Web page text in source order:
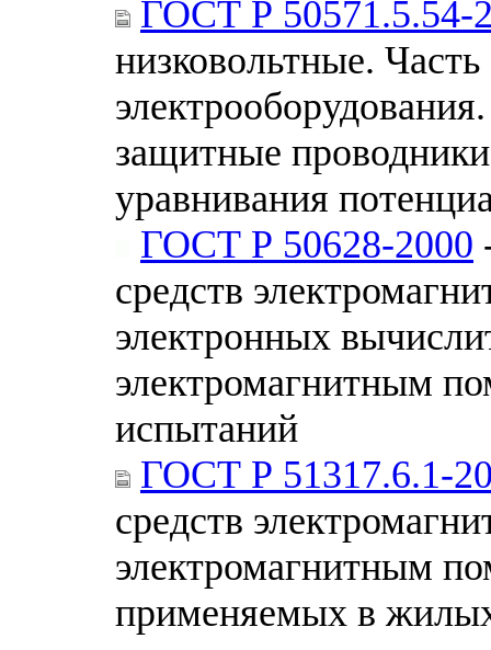
ГОСТ Р 50571.5.54-
низковольтные.
защитные
уравнивания
ГОСТ Р 50628-2000
средств
электронных
электромагнитным
испытаний
ГОСТ Р 51317.6.1-
средств
электромагнитным
применяемых в